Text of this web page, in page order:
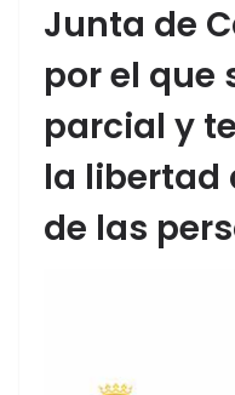
Junta de
por el que
parcial y
la libertad
de las